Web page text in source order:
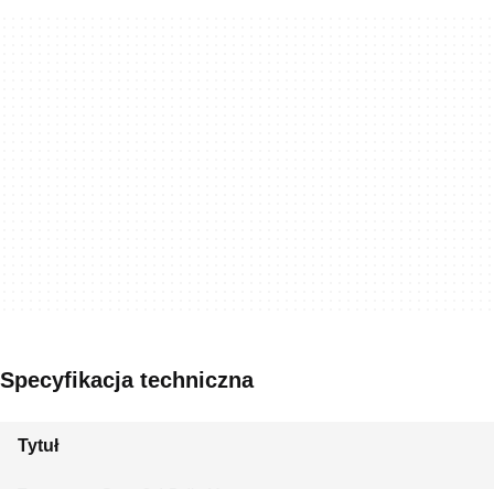
Specyfikacja techniczna
Tytuł